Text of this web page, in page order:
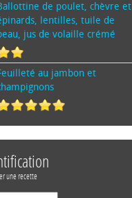
de poulet, chèvre et
lentilles, tuile de
jus de volaille crémé
au jambon et
une recette